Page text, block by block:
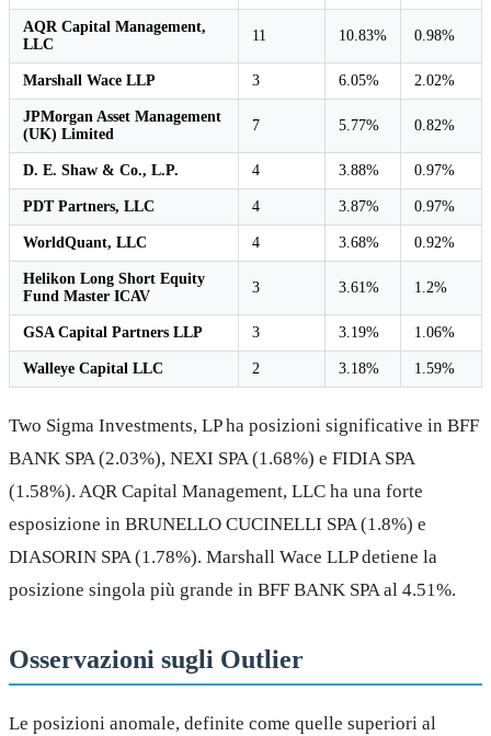
AQR Capital Management,
LLC
11 10.83% 0.98%
Marshall Wace LLP 3 6.05% 2.02%
JPMorgan Asset Management
(UK) Limited
7 5.77% 0.82%
D. E. Shaw & Co., L.P. 4 3.88% 0.97%
PDT Partners, LLC 4 3.87% 0.97%
WorldQuant, LLC 4 3.68% 0.92%
Helikon Long Short Equity
Fund Master ICAV
3 3.61% 1.2%
GSA Capital Partners LLP 3 3.19% 1.06%
Walleye Capital LLC 2 3.18% 1.59%
Two Sigma Investments, LP ha posizioni significative in BFF
BANK SPA (2.03%), NEXI SPA (1.68%) e FIDIA SPA
(1.58%). AQR Capital Management, LLC ha una forte
esposizione in BRUNELLO CUCINELLI SPA (1.8%) e
DIASORIN SPA (1.78%). Marshall Wace LLP detiene la
posizione singola più grande in BFF BANK SPA al 4.51%.
Osservazioni sugli Outlier
Le posizioni anomale, definite come quelle superiori al